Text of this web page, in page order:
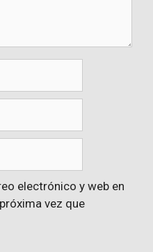
electrónico y web en
vez que